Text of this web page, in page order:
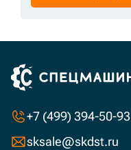
+7 (499) 394-50-93
sksale@skdst.ru